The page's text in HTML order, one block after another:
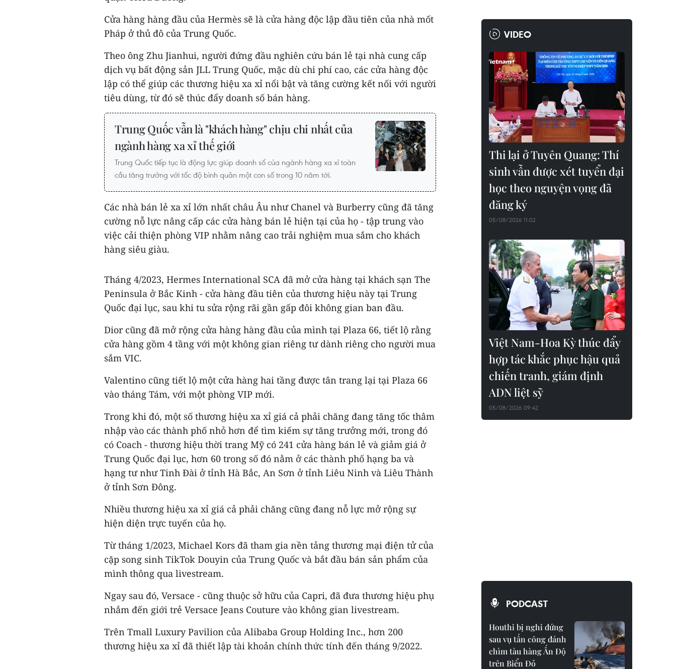
Cửa hàng hàng đầu của Hermès sẽ là cửa hàng độc lập đầu tiên của nhà mốt
Pháp ở thủ đô của Trung Quốc.
Theo ông Zhu Jianhui, người đứng đầu nghiên cứu bán lẻ tại nhà cung cấp
dịch vụ bất động sản JLL Trung Quốc, mặc dù chi phí cao, các cửa hàng độc
lập có thể giúp các thương hiệu xa xỉ nổi bật và tăng cường kết nối với người
tiêu dùng, từ đó sẽ thúc đẩy doanh số bán hàng.
Trung Quốc vẫn là "khách hàng" chịu chi nhất của
ngành hàng xa xỉ thế giới
Trung Quốc tiếp tục là động lực giúp doanh số của ngành hàng xa xỉ toàn
cầu tăng trưởng với tốc độ bình quân một con số trong 10 năm tới.
Các nhà bán lẻ xa xỉ lớn nhất châu Âu như Chanel và Burberry cũng đã tăng
cường nỗ lực nâng cấp các cửa hàng bán lẻ hiện tại của họ - tập trung vào
việc cải thiện phòng VIP nhằm nâng cao trải nghiệm mua sắm cho khách
hàng siêu giàu.
Tháng 4/2023, Hermes International SCA đã mở cửa hàng tại khách sạn The
Peninsula ở Bắc Kinh - cửa hàng đầu tiên của thương hiệu này tại Trung
Quốc đại lục, sau khi tu sửa rộng rãi gần gấp đôi không gian ban đầu.
Dior cũng đã mở rộng cửa hàng hàng đầu của mình tại Plaza 66, tiết lộ rằng
cửa hàng gồm 4 tầng với một không gian riêng tư dành riêng cho người mua
sắm VIC.
Valentino cũng tiết lộ một cửa hàng hai tầng được tân trang lại tại Plaza 66
vào tháng Tám, với một phòng VIP mới.
Trong khi đó, một số thương hiệu xa xỉ giá cả phải chăng đang tăng tốc thâm
nhập vào các thành phố nhỏ hơn để tìm kiếm sự tăng trưởng mới, trong đó
có Coach - thương hiệu thời trang Mỹ có 241 cửa hàng bán lẻ và giảm giá ở
Trung Quốc đại lục, hơn 60 trong số đó nằm ở các thành phố hạng ba và
hạng tư như Tinh Đài ở tỉnh Hà Bắc, An Sơn ở tỉnh Liêu Ninh và Liêu Thành
ở tỉnh Sơn Đông.
Nhiều thương hiệu xa xỉ giá cả phải chăng cũng đang nỗ lực mở rộng sự
hiện diện trực tuyến của họ.
Từ tháng 1/2023, Michael Kors đã tham gia nền tảng thương mại điện tử của
cặp song sinh TikTok Douyin của Trung Quốc và bắt đầu bán sản phẩm của
mình thông qua livestream.
Ngay sau đó, Versace - cũng thuộc sở hữu của Capri, đã đưa thương hiệu phụ
nhắm đến giới trẻ Versace Jeans Couture vào không gian livestream.
Trên Tmall Luxury Pavilion của Alibaba Group Holding Inc., hơn 200
thương hiệu xa xỉ đã thiết lập tài khoản chính thức tính đến tháng 9/2022.
VIDEO
Thi lại ở Tuyên Quang: Thí
sinh vẫn được xét tuyển đại
học theo nguyện vọng đã
đăng ký
05/08/2026 11:02
Việt Nam-Hoa Kỳ thúc đẩy
hợp tác khắc phục hậu quả
chiến tranh, giám định
ADN liệt sỹ
05/08/2026 09:42
PODCAST
Houthi bị nghi đứng
sau vụ tấn công đánh
chìm tàu hàng Ấn Độ
trên Biển Đỏ